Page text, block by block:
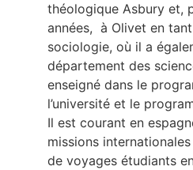
théologique Asbury et,
années, à Olivet en
sociologie, où il a
département des
enseigné dans le
l’université et le
Il est courant en
missions
de voyages étudiants